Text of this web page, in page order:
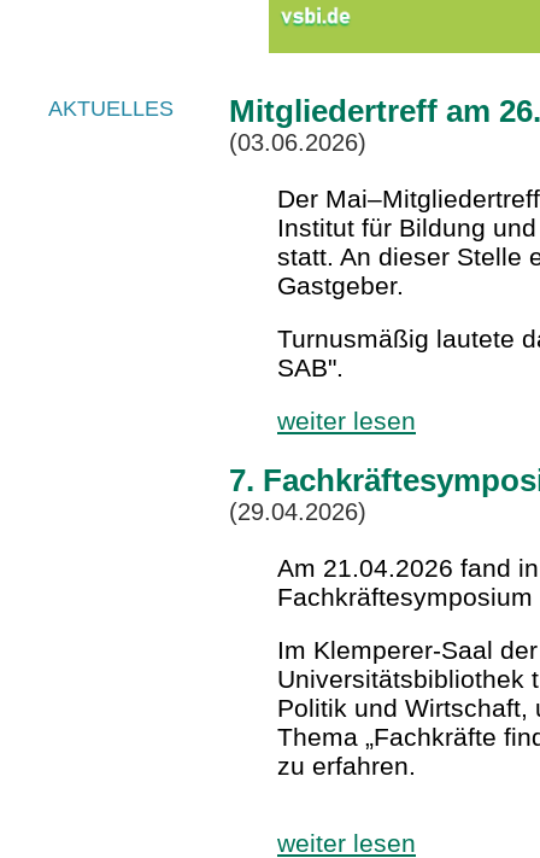
AKTUELLES Mitgliedertreff am
(03.06.2026)
Der
Institut für Bildung
statt. An dieser Stelle
Gastgeber.
Turnusmäßig lautete
SAB".
weiter lesen
7.
(29.04.2026)
Am 21.04.2026 fand
Fachkräftesymposium
Im Klemperer-Saal
Universitätsbibliothek
Politik und Wirtschaft,
Thema „Fachkräfte
zu erfahren.
weiter lesen